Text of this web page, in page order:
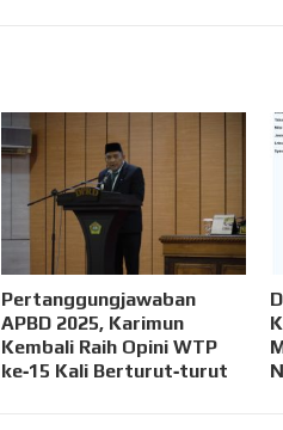
Pertanggungjawaban
APBD 2025, Karimun
Kembali Raih Opini WTP
ke‑15 Kali Berturut‑turut